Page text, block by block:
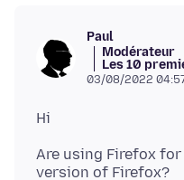
Paul
Modérateur
Les 10
03/08/2022
Are using Firefox